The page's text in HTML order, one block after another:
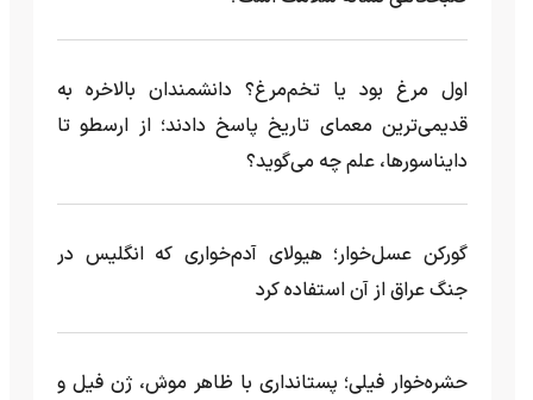
اول مرغ بود یا تخم‌مرغ؟ دانشمندان بالاخره به
قدیمی‌ترین معمای تاریخ پاسخ دادند؛ از ارسطو تا
دایناسورها، علم چه می‌گوید؟
گورکن عسل‌خوار؛ هیولای آدم‌خواری که انگلیس در
جنگ عراق از آن استفاده کرد
حشره‌خوار فیلی؛ پستانداری با ظاهر موش، ژن فیل و